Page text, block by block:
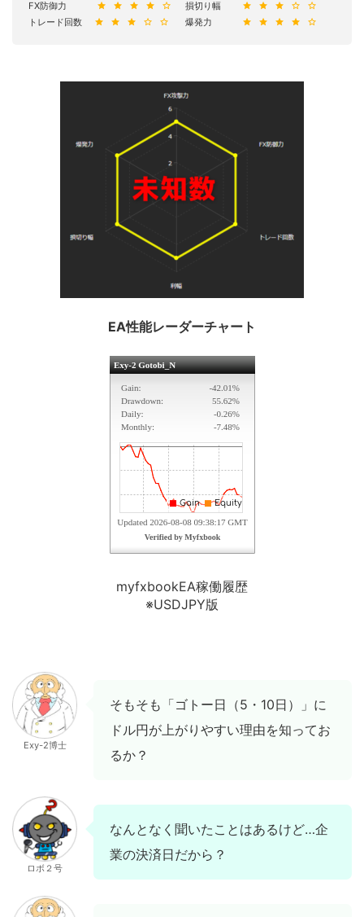
FX防御力
トレード回数
損切り幅
爆発力
EA性能レーダーチャート
myfxbookEA稼働履歴
※USDJPY版
Exy-2博士
そもそも「ゴトー日（5・10日）」に
ドル円が上がりやすい理由を知ってお
るか？
ロボ２号
なんとなく聞いたことはあるけど…企
業の決済日だから？